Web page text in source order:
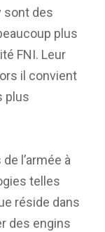
sont des
plus
FNI. Leur
il convient
plus
l’armée à
telles
réside dans
des engins